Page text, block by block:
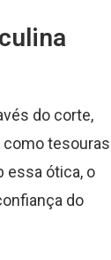
do corte,
tesouras
essa ótica, o
do